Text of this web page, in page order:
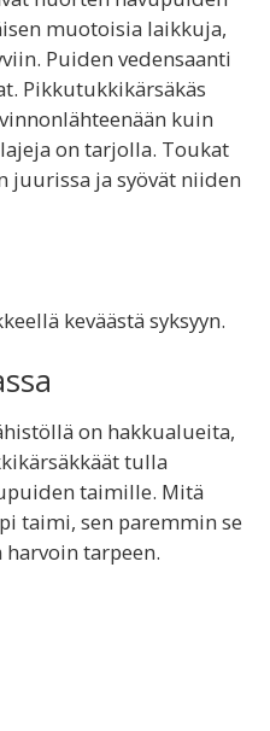
muotoisia laikkuja,
Puiden vedensaanti
Pikkutukkikärsäkäs
kuin
on tarjolla. Toukat
juurissa ja syövät niiden
keväästä syksyyn.
on hakkualueita,
tulla
taimille. Mitä
taimi, sen paremmin se
tarpeen.